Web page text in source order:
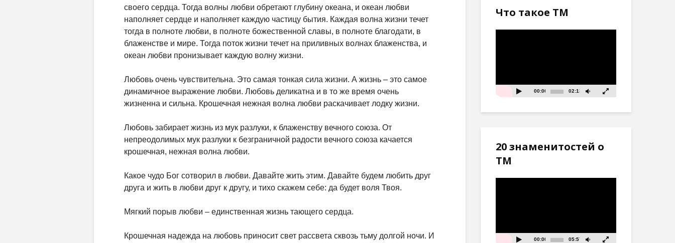
своего сердца. Тогда волны любви обретают глубину океана, и океан любви
наполняет сердце и наполняет каждую частицу бытия. Каждая волна жизни течет
тогда в полноте любви, в полноте божественной славы, в полноте благодати, в
блаженстве и мире. Тогда поток жизни течет на приливных волнах блаженства, и
океан любви пронизывает каждую волну жизни.
Любовь очень чувствительна. Это самая тонкая сила жизни. А жизнь – это самое
динамичное выражение любви. Любовь деликатна и в то же время очень
жизненна и сильна. Крошечная нежная волна любви раскачивает лодку жизни.
Любовь забирает жизнь из мук разлуки, к блаженству вечного союза. От
непреодолимых мук разлуки к безграничной радости вечного союза качается
крошечная, нежная волна любви.
Какое чудо Бог сотворил в любви. Давайте жить этим. Давайте будем любить друг
друга и жить в любви друг к другу, и тихо скажем себе: да будет воля Твоя.
Мягкий порыв любви – единственная жизнь тающего сердца.
Крошечная надежда на любовь приносит свет рассвета сквозь тьму долгой ночи. И
Что такое ТМ
00:00 02:13
20 знаменитостей о
ТМ
00:00 05:57